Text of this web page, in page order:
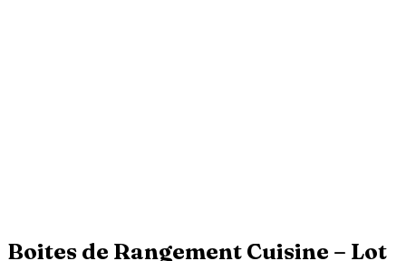
Boites de Rangement Cuisine – Lot